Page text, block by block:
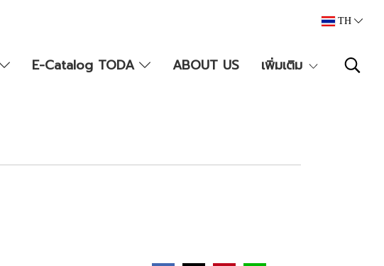
TH
E-Catalog TODA ABOUT US
เพิ่มเติม